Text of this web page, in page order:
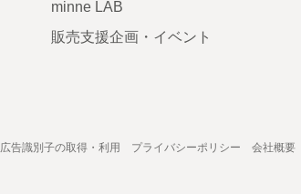
minne LAB
販売支援企画・イベント
広告識別子の取得・利用 プライバシーポリシー 会社概要